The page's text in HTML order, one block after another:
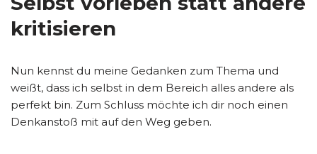
kritisieren
Nun kennst du meine Gedanken zum Thema und
weißt, dass ich selbst in dem Bereich alles andere als
perfekt bin. Zum Schluss möchte ich dir noch einen
Denkanstoß mit auf den Weg geben.